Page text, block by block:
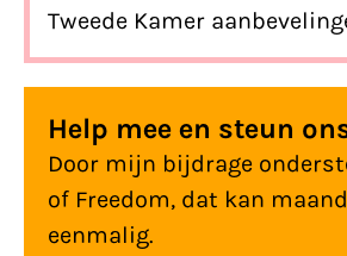
Tweede Kamer
implementatie van het
uploadfilter.
Help mee en steun
Door mijn bijdrage
of Freedom, dat kan
eenmalig.